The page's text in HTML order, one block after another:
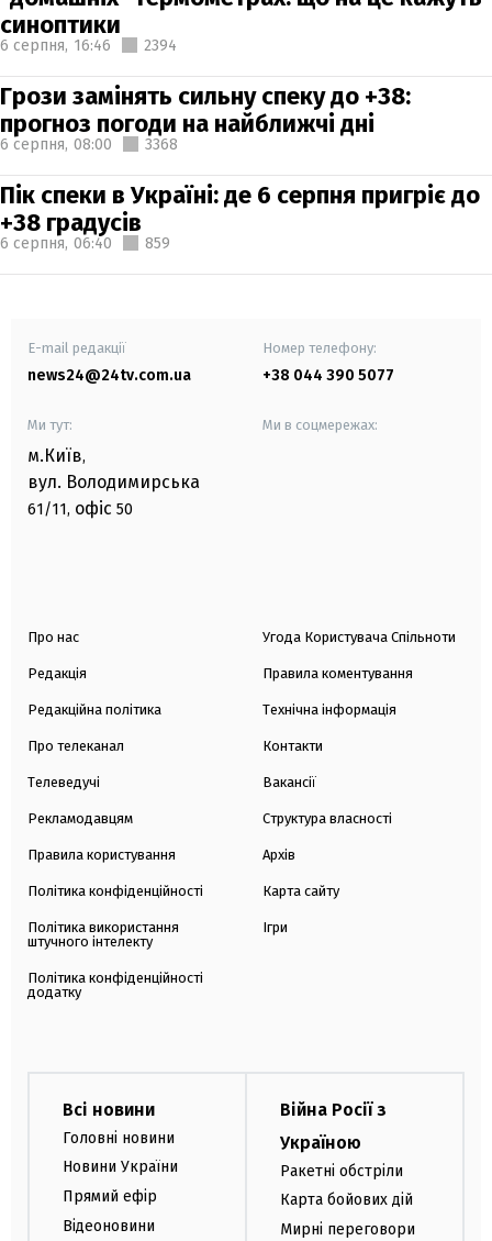
синоптики
6 серпня, 16:46 2394
Грози замінять сильну спеку до +38:
прогноз погоди на найближчі дні
6 серпня, 08:00 3368
Пік спеки в Україні: де 6 серпня пригріє до
+38 градусів
6 серпня, 06:40 859
E-mail редакції
news24@24tv.com.ua
Номер телефону:
+38 044 390 5077
Ми тут:
м.Київ,
вул. Володимирська
61/11, офіс 50
Ми в соцмережах:
Про нас
Редакція
Редакційна політика
Про телеканал
Телеведучі
Рекламодавцям
Правила користування
Політика конфіденційності
Політика використання
штучного інтелекту
Політика конфіденційності
додатку
Угода Користувача Спільноти
Правила коментування
Технічна інформація
Контакти
Вакансії
Структура власності
Архів
Карта сайту
Ігри
Всі новини
Головні новини
Новини України
Прямий ефір
Відеоновини
Війна Росії з
Україною
Ракетні обстріли
Карта бойових дій
Мирні переговори